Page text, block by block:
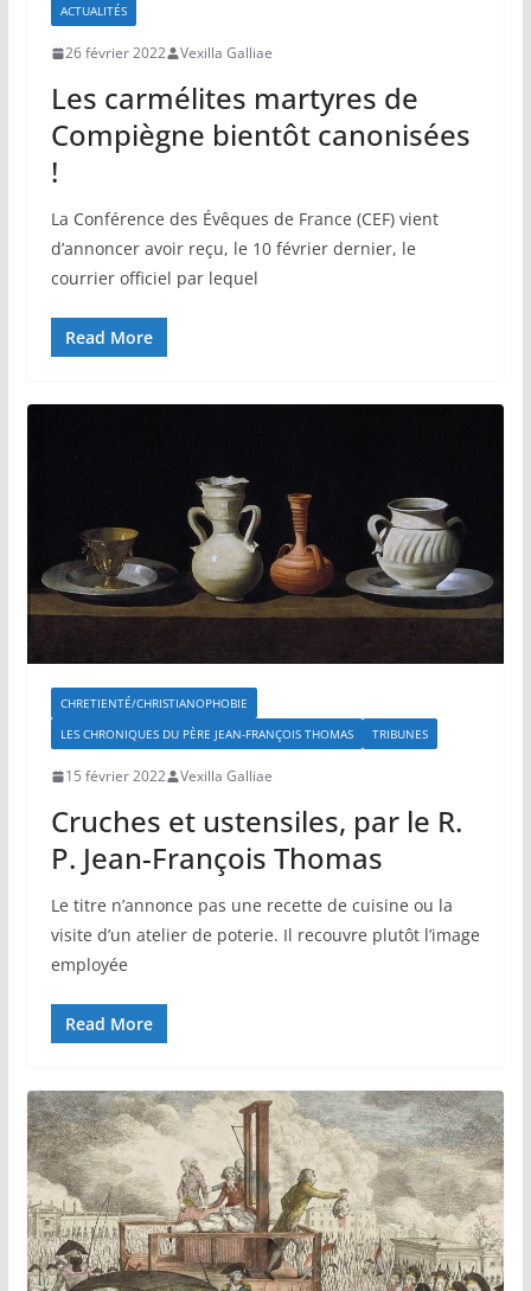
ACTUALITÉS
26 février 2022 Vexilla Galliae
Les carmélites martyres de
Compiègne bientôt canonisées
!
La Conférence des Évêques de France (CEF) vient
d’annoncer avoir reçu, le 10 février dernier, le
courrier officiel par lequel
Read More
CHRETIENTÉ/CHRISTIANOPHOBIE
LES CHRONIQUES DU PÈRE JEAN-FRANÇOIS THOMAS
TRIBUNES
15 février 2022 Vexilla Galliae
Cruches et ustensiles, par le R.
P. Jean-François Thomas
Le titre n’annonce pas une recette de cuisine ou la
visite d’un atelier de poterie. Il recouvre plutôt l’image
employée
Read More